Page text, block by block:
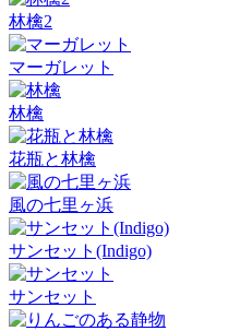
林檎2
マーガレット
林檎
花瓶と林檎
風の七里ヶ浜
サンセット(Indigo)
サンセット